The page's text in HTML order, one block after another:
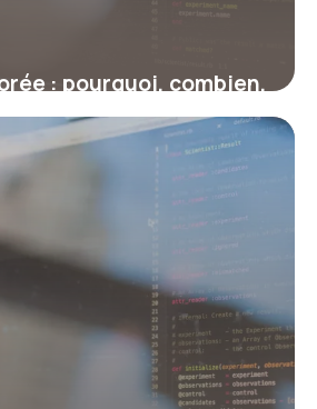
: pourquoi, combien,
au tarif initial ?